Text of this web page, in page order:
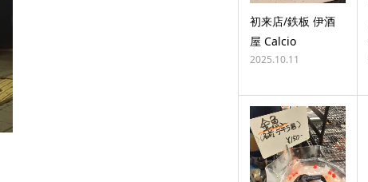
初来店/鉄板 伊酒
屋 Calcio
2025.10.11